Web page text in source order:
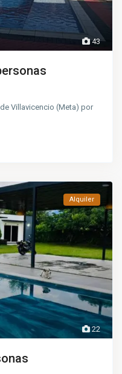
43
Villavicencio (Meta) por
22
Alquiler